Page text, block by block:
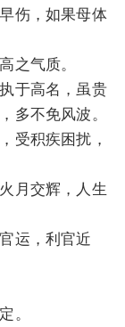
伤，如果母体
之气质。
于高名，虽贵
多不免风波。
受积疾困扰，
月交辉，人生
运，利官近
。